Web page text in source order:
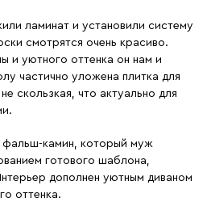
ламинат и установили систему
смотрятся очень красиво.
и уютного оттенка он нам и
частично уложена плитка для
скользкая, что актуально для
фальш-камин, который муж
готового шаблона,
дополнен уютным диваном
оттенка.